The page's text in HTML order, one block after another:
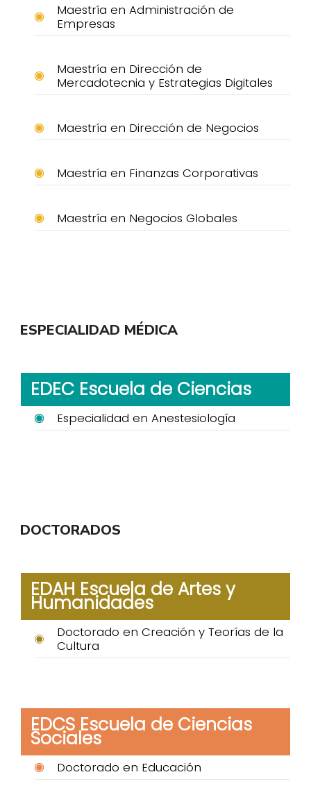
Maestría en Administración de
Empresas
Maestría en Dirección de
Mercadotecnia y Estrategias Digitales
Maestría en Dirección de Negocios
Maestría en Finanzas Corporativas
Maestría en Negocios Globales
ESPECIALIDAD MÉDICA
EDEC Escuela de Ciencias
Especialidad en Anestesiología
DOCTORADOS
EDAH Escuela de Artes y
Humanidades
Doctorado en Creación y Teorías de la
Cultura
EDCS Escuela de Ciencias
Sociales
Doctorado en Educación